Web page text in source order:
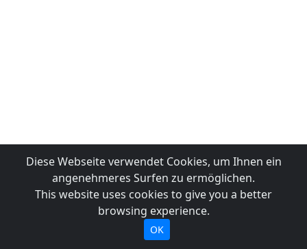
Diese Webseite verwendet Cookies, um Ihnen ein
angenehmeres Surfen zu ermöglichen.
This website uses cookies to give you a better
browsing experience.
OK